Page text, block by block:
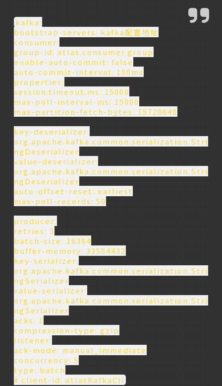
kafka:
bootstrap-servers: kafka配置地址
consumer:
group-id: atlas.consumer.group
enable-auto-commit: false
auto-commit-interval: 100ms
properties:
session.timeout.ms: 15000
max-poll-interval-ms: 15000
max-partition-fetch-bytes: 15728640
key-deserializer:
org.apache.kafka.common.serialization.Stri
ngDeserializer
value-deserializer:
org.apache.kafka.common.serialization.Stri
ngDeserializer
auto-offset-reset: earliest
max-poll-records: 50
producer:
retries: 3
batch-size: 16384
buffer-memory: 33554432
key-serializer:
org.apache.kafka.common.serialization.Stri
ngSerializer
value-serializer:
org.apache.kafka.common.serialization.Stri
ngSerializer
acks: 1
compression-type: gzip
listener:
ack-mode: manual_immediate
concurrency: 5
type: batch
# client-id: atlasKafkaCli